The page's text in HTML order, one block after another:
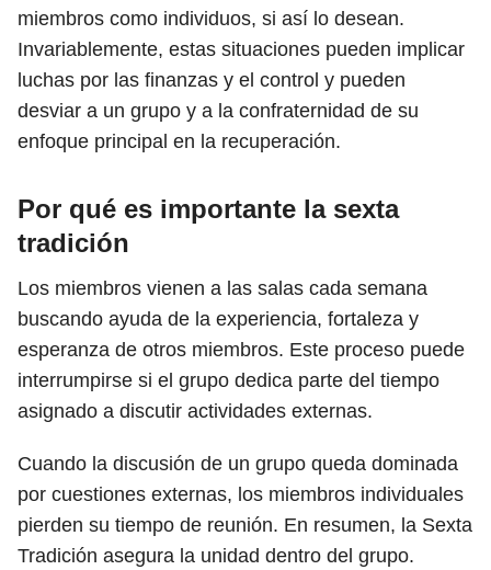
miembros como individuos, si así lo desean.
Invariablemente, estas situaciones pueden implicar
luchas por las finanzas y el control y pueden
desviar a un grupo y a la confraternidad de su
enfoque principal en la recuperación.
Por qué es importante la sexta
tradición
Los miembros vienen a las salas cada semana
buscando ayuda de la experiencia, fortaleza y
esperanza de otros miembros. Este proceso puede
interrumpirse si el grupo dedica parte del tiempo
asignado a discutir actividades externas.
Cuando la discusión de un grupo queda dominada
por cuestiones externas, los miembros individuales
pierden su tiempo de reunión. En resumen, la Sexta
Tradición asegura la unidad dentro del grupo.